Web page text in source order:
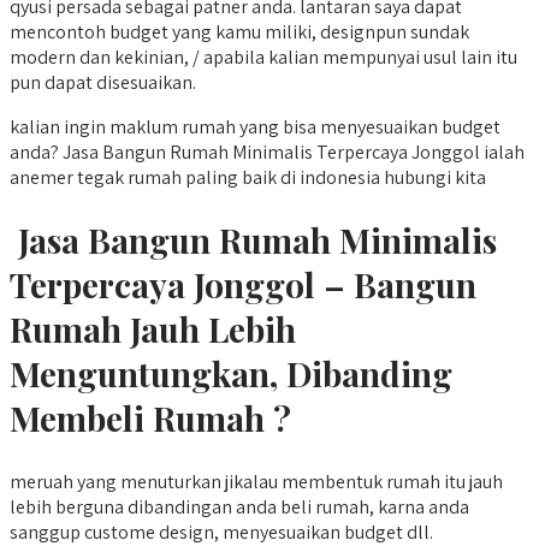
qyusi persada sebagai patner anda. lantaran saya dapat
mencontoh budget yang kamu miliki, designpun sundak
modern dan kekinian, / apabila kalian mempunyai usul lain itu
pun dapat disesuaikan.
kalian ingin maklum rumah yang bisa menyesuaikan budget
anda? Jasa Bangun Rumah Minimalis Terpercaya Jonggol ialah
anemer tegak rumah paling baik di indonesia hubungi kita
Jasa Bangun Rumah Minimalis
Terpercaya Jonggol – Bangun
Rumah Jauh Lebih
Menguntungkan, Dibanding
Membeli Rumah ?
meruah yang menuturkan jikalau membentuk rumah itu jauh
lebih berguna dibandingan anda beli rumah, karna anda
sanggup custome design, menyesuaikan budget dll.